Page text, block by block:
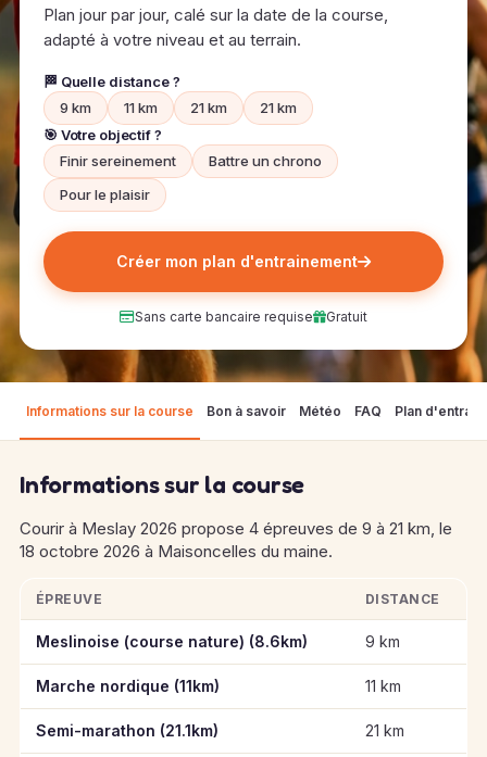
Plan jour par jour, calé sur la date de la course,
adapté à votre niveau et au terrain.
🏁 Quelle distance ?
9 km
11 km 21 km
21 km
🎯 Votre objectif ?
Finir sereinement
Battre un chrono
Pour le plaisir
Créer mon plan d'entrainement
Sans carte bancaire requise Gratuit
Informations sur la course Bon à savoir Météo FAQ Plan
Informations sur la course
Courir à Meslay 2026 propose 4 épreuves de 9 à 21 km, le
18 octobre 2026 à Maisoncelles du maine.
Informations clés des épreuves de Courir à Meslay 2026
ÉPREUVE DISTANCE
Meslinoise (course nature) (8.6km) 9 km
Marche nordique (11km) 11 km
Semi-marathon (21.1km) 21 km